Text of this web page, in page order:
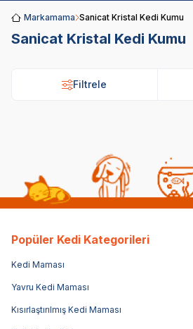
Markamama Sanicat Kristal Kedi Kumu
Sanicat Kristal Kedi Kumu
Filtrele
Filtrele
Popüler Kedi Kategorileri
Kedi Maması
Yavru Kedi Maması
Kısırlaştırılmış Kedi Maması